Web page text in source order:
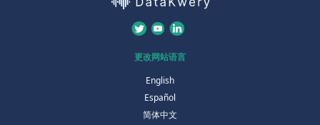
更改网站语言
English
Español
简体中文